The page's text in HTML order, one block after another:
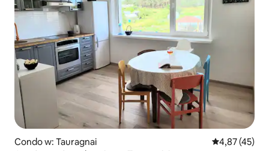
Condo w: Tauragnai Średnia
4,87 (45)